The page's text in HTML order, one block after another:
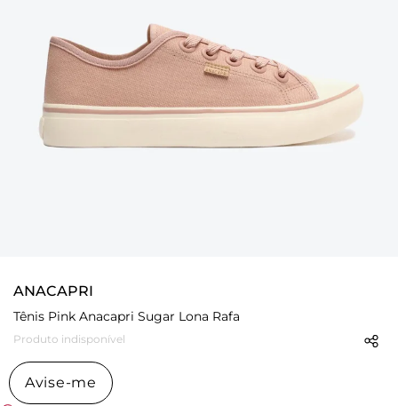
ANACAPRI
Tênis Pink Anacapri Sugar Lona Rafa
Produto indisponível
Avise-me